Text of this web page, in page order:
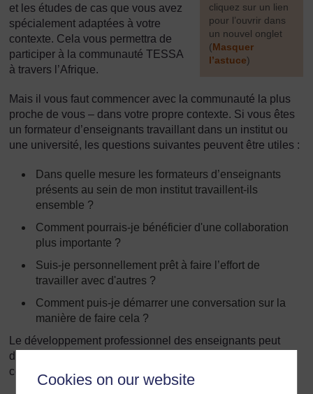
Cookies on our website
cliquez sur un lien
pour l’ouvrir dans
un nouvel onglet
(Masquer
l’astuce)
et les études de cas que vous avez
spécialement adaptées à votre
contexte. Cela vous permettra de
participer à la communauté TESSA
à travers l’Afrique.
Mais il vous faut commencer avec la communauté la plus
proche de vous – dans votre propre contexte. Si vous êtes
un formateur d’enseignants travaillant dans un institut ou
une université, les questions suivantes peuvent être utiles :
Dans quelle mesure les formateurs d’enseignants
présents au sein de mon institut travaillent-ils
ensemble ?
Comment pourrais-je bénéficier d'une collaboration
plus importante ?
Suis-je personnellement prêt à faire l’effort de
travailler avec d'autres ?
Comment puis-je démarrer une conversation sur la
manière de faire cela ?
Le développement professionnel des enseignants peut
débuter dans un institut, mais les écoles et les
communautés sont également impliquées.